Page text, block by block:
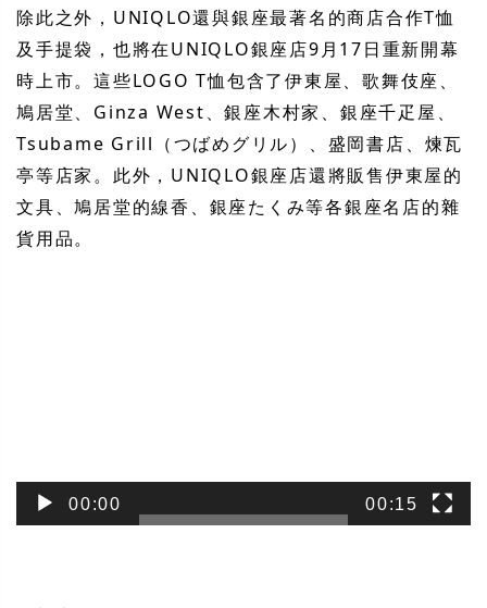
除此之外，UNIQLO還與銀座最著名的商店合作T恤
及手提袋，也將在UNIQLO銀座店9月17日重新開幕
時上市。這些LOGO T恤包含了伊東屋、歌舞伎座、
鳩居堂、Ginza West、銀座木村家、銀座千疋屋、
Tsubame Grill（つばめグリル）、盛岡書店、煉瓦
亭等店家。此外，UNIQLO銀座店還將販售伊東屋的
文具、鳩居堂的線香、銀座たくみ等各銀座名店的雜
貨用品。
00:00 00:15